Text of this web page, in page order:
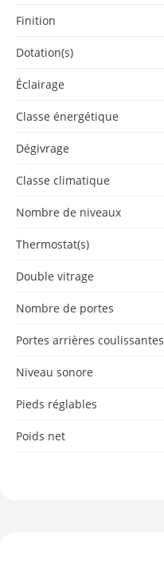
Finition
Dotation(s)
Éclairage
Classe énergétique
Dégivrage
Classe climatique
Nombre de niveaux
Thermostat(s)
Double vitrage
Nombre de portes
Portes arrières coulissantes
Niveau sonore
Pieds réglables
Poids net